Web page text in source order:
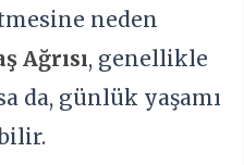
neden
Ağrısı, genellikle
da, günlük yaşamı